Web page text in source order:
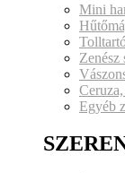
Mini
Zenész
Egyéb